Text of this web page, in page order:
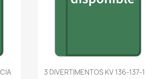
Vista rápida
3 DIVERTIMENTOS KV 136-137-